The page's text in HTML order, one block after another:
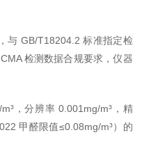
，与 GB/T18204.2 标准指定检
检测数据合规要求，仪器
，分辨率 0.001mg/m³，精
甲醛限值≤0.08mg/m³）的